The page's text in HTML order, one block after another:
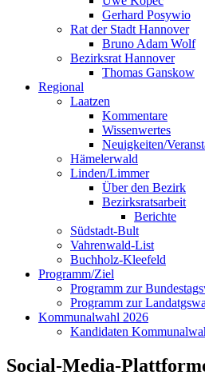
Gerhard Posywio
Rat der Stadt Hannover
Bruno Adam Wolf
Bezirksrat Hannover
Thomas Ganskow
Regional
Laatzen
Kommentare
Wissenwertes
Neuigkeiten/
Hämelerwald
Linden/Limmer
Über den Bezirk
Bezirksratsarbeit
Berichte
Südstadt-Bult
Vahrenwald-List
Buchholz-Kleefeld
Programm/Ziel
Programm zur
Programm zur
Kommunalwahl 2026
Kandidaten
Social-Media-